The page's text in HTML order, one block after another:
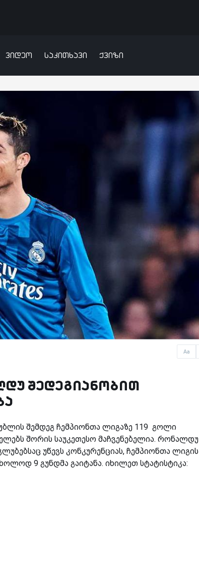
ვიდეო საკითხავი ქვიზი
Aa
შედეგიანობით
შემდეგ ჩემპიონთა ლიგაზე 119 გოლი
შორის საუკეთესო მაჩვენებელია. რონალდუ
უწევს კონკურენციას, ჩემპიონთა ლიგის
9 გუნდმა გაიტანა. იხილეთ სტატისტიკა: